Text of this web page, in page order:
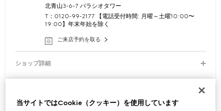
北青山3-6-7 パラシオタワー
T：0120-99-2177 【電話受付時間: 月曜～土曜10:00〜
19:00】年末年始を除く
ご来店予約を取る
ショップ詳細
グッチ六本木
当サイトではCookie（クッキー）を使用しています